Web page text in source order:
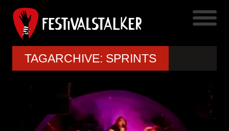
TAGARCHIVE: SPRINTS